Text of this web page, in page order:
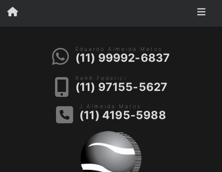
Eduardo Almeida Matos
(11) 99992-6837
Renê Federici
(11) 97155-5627
J Almeida Matos
(11) 4195-5988